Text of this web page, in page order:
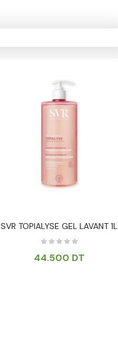
SVR TOPIALYSE GEL LAVANT 1L
44.500 DT